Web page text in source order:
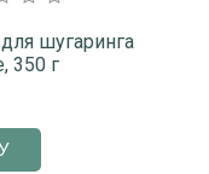
шугаринга
350 г